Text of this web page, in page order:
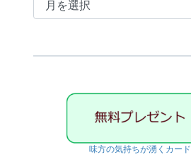
ブ
味方の気持ちが湧くカード